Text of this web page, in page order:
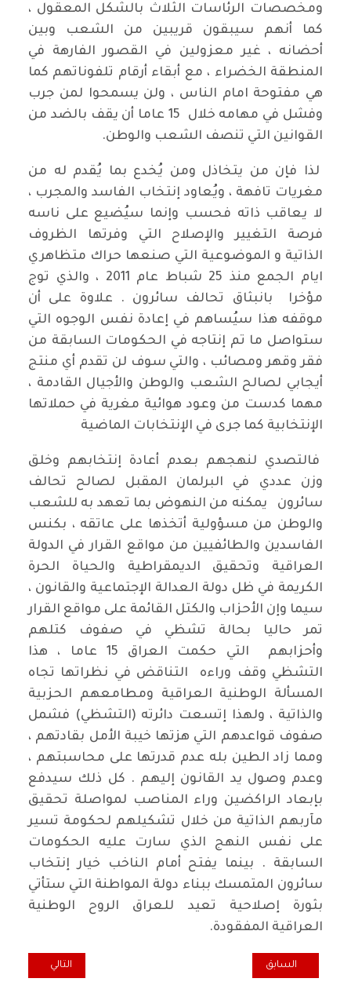
ومخصصات الرئاسات الثلاث بالشكل المعقول ،
كما أنهم سيبقون قريبين من الشعب وبين
أحضانه ، غير معزولين في القصور الفارهة في
المنطقة الخضراء ، مع أبقاء أرقام تلفوناتهم كما
هي مفتوحة امام الناس ، ولن يسمحوا لمن جرب
وفشل في مهامه خلال 15 عاما أن يقف بالضد من
القوانين التي تنصف الشعب والوطن.
لذا فإن من يتخاذل ومن يُخدع بما يُقدم له من
مغريات تافهة ، ويُعاود إنتخاب الفاسد والمجرب ،
لا يعاقب ذاته فحسب وإنما سيُضيع على ناسه
فرصة التغيير والإصلاح التي وفرتها الظروف
الذاتية و الموضوعية التي صنعها حراك متظاهري
ايام الجمع منذ 25 شباط عام 2011 ، والذي توج
مؤخرا بانبثاق تحالف سائرون . علاوة على أن
موقفه هذا سيُساهم في إعادة نفس الوجوه التي
ستواصل ما تم إنتاجه في الحكومات السابقة من
فقر وقهر ومصائب ، والتي سوف لن تقدم أي منتج
أيجابي لصالح الشعب والوطن والأجيال القادمة ،
مهما كدست من وعود هوائية مغرية في حملاتها
الإنتخابية كما جرى في الإنتخابات الماضية
فالتصدي لنهجهم بعدم أعادة إنتخابهم وخلق
وزن عددي في البرلمان المقبل لصالح تحالف
سائرون يمكنه من النهوض بما تعهد به للشعب
والوطن من مسؤولية أتخذها على عاتقه ، بكنس
الفاسدين والطائفيين من مواقع القرار في الدولة
العراقية وتحقيق الديمقراطية والحياة الحرة
الكريمة في ظل دولة العدالة الإجتماعية والقانون ،
سيما وإن الأحزاب والكتل القائمة على مواقع القرار
تمر حاليا بحالة تشظي في صفوف كتلهم
وأحزابهم التي حكمت العراق 15 عاما ، هذا
التشظي وقف وراءه التناقض في نظراتها تجاه
المسألة الوطنية العراقية ومطامعهم الحزبية
والذاتية ، ولهذا إتسعت دائرته (التشظي) فشمل
صفوف قواعدهم التي هزتها خيبة الأمل بقادتهم ،
ومما زاد الطين بله عدم قدرتها على محاسبتهم ،
وعدم وصول يد القانون إليهم . كل ذلك سيدفع
بإبعاد الراكضين وراء المناصب لمواصلة تحقيق
مآربهم الذاتية من خلال تشكيلهم لحكومة تسير
على نفس النهج الذي سارت عليه الحكومات
السابقة . بينما يفتح أمام الناخب خيار إنتخاب
سائرون المتمسك ببناء دولة المواطنة التي ستأتي
بثورة إصلاحية تعيد للعراق الروح الوطنية
العراقية المفقودة.
المقال السابق: معلومات عامة حول انتخابات عراقيي الخارج
السابق المقال التالي:
التالي